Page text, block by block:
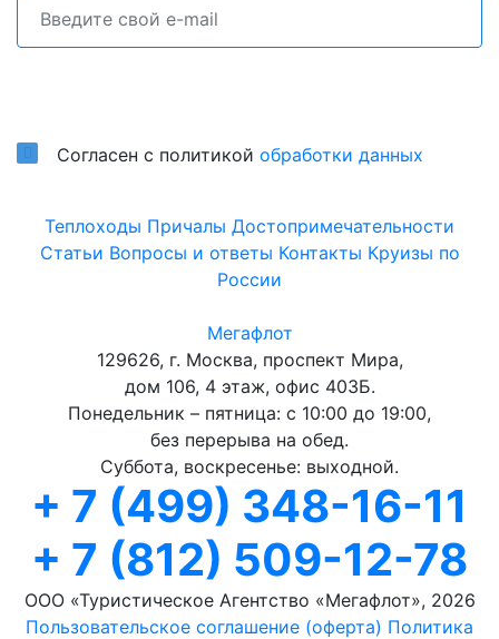
Согласен с политикой обработки данных
Теплоходы Причалы Достопримечательности
Статьи Вопросы и ответы Контакты Круизы по
России
Мегафлот
129626, г. Москва, проспект Мира,
дом 106, 4 этаж, офис 403Б.
Понедельник – пятница: с 10:00 до 19:00,
без перерыва на обед.
Суббота, воскресенье: выходной.
+ 7 (499) 348-16-11
+ 7 (812) 509-12-78
ООО «Туристическое Агентство «Мегафлот», 2026
Пользовательское соглашение (оферта) Политика